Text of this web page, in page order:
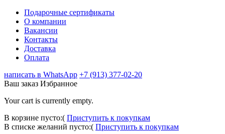
Подарочные сертификаты
О компании
Вакансии
Контакты
Доставка
Оплата
написать в WhatsApp +7 (913) 377-02-20
Ваш заказ Избранное
Your cart is currently empty.
В корзине пусто:( Приступить к покупкам
В списке желаний пусто:( Приступить к покупкам